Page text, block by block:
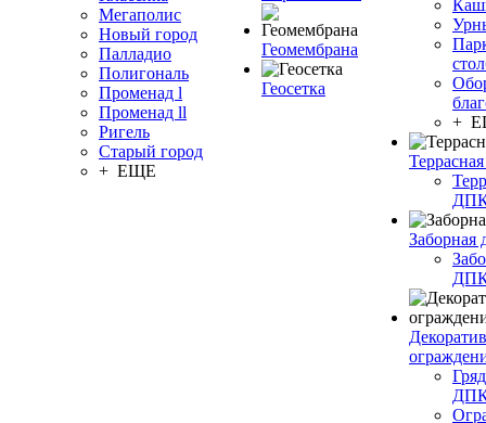
Мегаполис
Новый город
Палладио
Полигональ
Променад l
Променад ll
Ригель
Старый город
+ ЕЩЕ
Геомембрана
Геосетка
+
Заборная